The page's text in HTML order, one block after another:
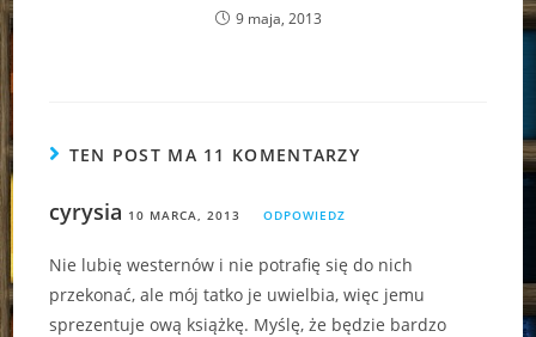
9 maja, 2013
TEN POST MA 11 KOMENTARZY
cyrysia 10 MARCA, 2013 ODPOWIEDZ
Nie lubię westernów i nie potrafię się do nich
przekonać, ale mój tatko je uwielbia, więc jemu
sprezentuje ową książkę. Myślę, że będzie bardzo